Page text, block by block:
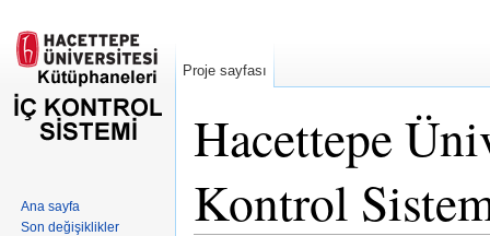
Hacettepe
Kontrol
Proje sayfası
Ana sayfa
Son değişiklikler